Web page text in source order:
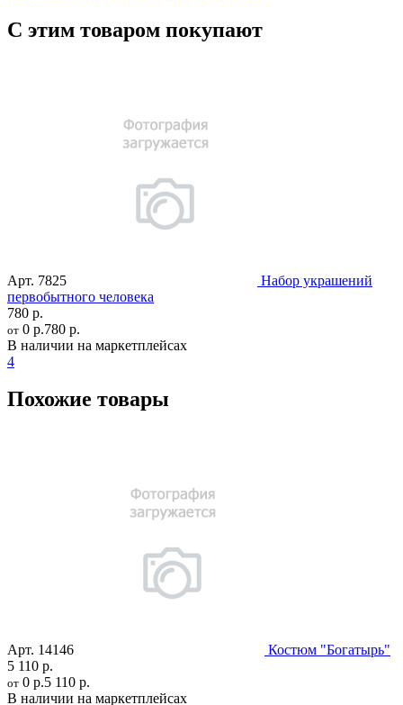
С этим товаром покупают
Арт. 7825
Набор украшений
первобытного человека
780 р.
от 0 р.780 р.
В наличии на маркетплейсах
4
Похожие товары
Арт. 14146
Костюм "Богатырь"
5 110 р.
от 0 р.5 110 р.
В наличии на маркетплейсах